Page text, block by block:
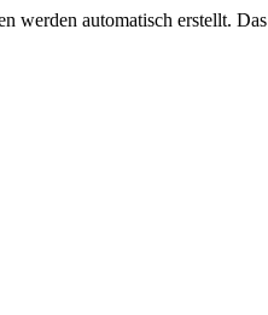
werden automatisch erstellt.